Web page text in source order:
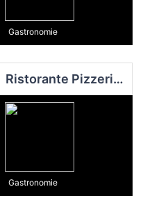
Gastronomie
Ristorante Pizzeria Va Adagio
Gastronomie